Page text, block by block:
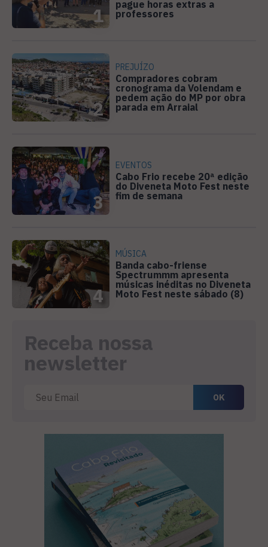
1
pague horas extras a
professores
2
PREJUÍZO
Compradores cobram
cronograma da Volendam e
pedem ação do MP por obra
parada em Arraial
3
EVENTOS
Cabo Frio recebe 20ª edição
do Diveneta Moto Fest neste
fim de semana
4
MÚSICA
Banda cabo-friense
Spectrummm apresenta
músicas inéditas no Diveneta
Moto Fest neste sábado (8)
Receba nossa
newsletter